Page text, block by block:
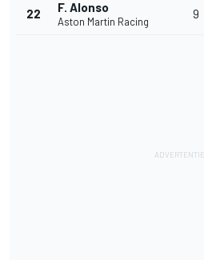
22 F. Alonso
Aston Martin Racing
9